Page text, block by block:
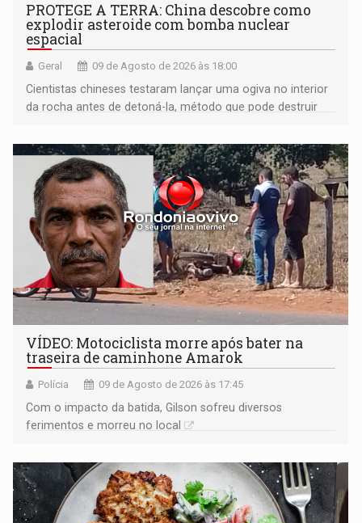
PROTEGE A TERRA: China descobre como
explodir asteroide com bomba nuclear
espacial
Geral 09 de Agosto de 2026 às 18:00
Cientistas chineses testaram lançar uma ogiva no interior
da rocha antes de detoná-la, método que pode destruir
VÍDEO: Motociclista morre após bater na
traseira de caminhone Amarok
Polícia 09 de Agosto de 2026 às 17:45
​Com o impacto da batida, Gilson sofreu diversos
ferimentos e morreu no local